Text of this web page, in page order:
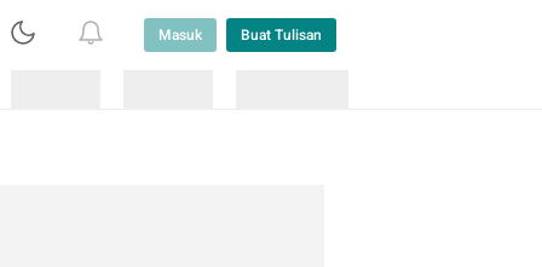
Masuk Buat Tulisan